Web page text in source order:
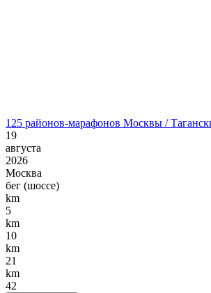
125 районов-марафонов Москвы /
19
августа
2026
Москва
бег (шоссе)
km
5
km
10
km
21
km
42